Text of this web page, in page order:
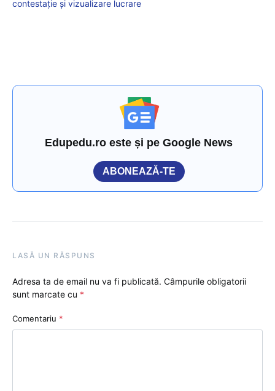
contestație și vizualizare lucrare
Edupedu.ro este și pe Google News
ABONEAZĂ-TE
LASĂ UN RĂSPUNS
Adresa ta de email nu va fi publicată. Câmpurile obligatorii
sunt marcate cu *
Comentariu *